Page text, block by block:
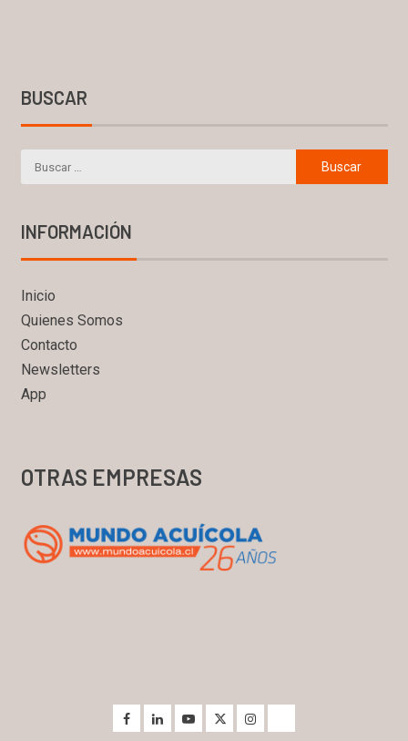
BUSCAR
INFORMACIÓN
Inicio
Quienes Somos
Contacto
Newsletters
App
OTRAS EMPRESAS